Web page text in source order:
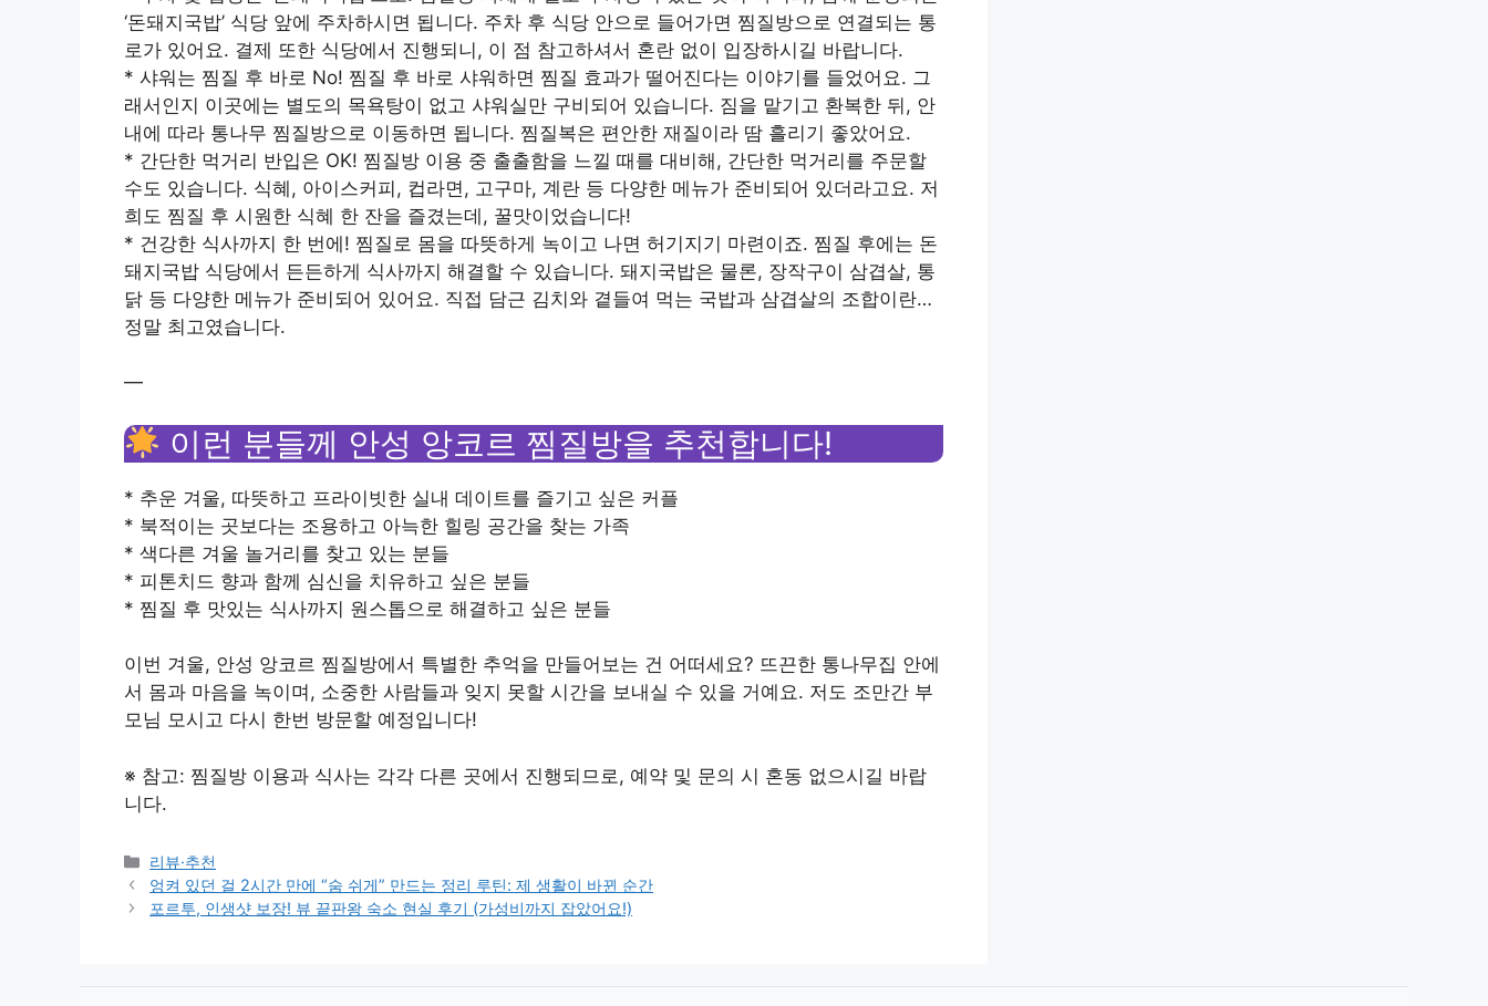
‘돈돼지국밥’ 식당 앞에 주차하시면 됩니다. 주차 후 식당 안으로 들어가면 찜질방으로 연결되는 통
로가 있어요. 결제 또한 식당에서 진행되니, 이 점 참고하셔서 혼란 없이 입장하시길 바랍니다.
* 샤워는 찜질 후 바로 No! 찜질 후 바로 샤워하면 찜질 효과가 떨어진다는 이야기를 들었어요. 그
래서인지 이곳에는 별도의 목욕탕이 없고 샤워실만 구비되어 있습니다. 짐을 맡기고 환복한 뒤, 안
내에 따라 통나무 찜질방으로 이동하면 됩니다. 찜질복은 편안한 재질이라 땀 흘리기 좋았어요.
* 간단한 먹거리 반입은 OK! 찜질방 이용 중 출출함을 느낄 때를 대비해, 간단한 먹거리를 주문할
수도 있습니다. 식혜, 아이스커피, 컵라면, 고구마, 계란 등 다양한 메뉴가 준비되어 있더라고요. 저
희도 찜질 후 시원한 식혜 한 잔을 즐겼는데, 꿀맛이었습니다!
* 건강한 식사까지 한 번에! 찜질로 몸을 따뜻하게 녹이고 나면 허기지기 마련이죠. 찜질 후에는 돈
돼지국밥 식당에서 든든하게 식사까지 해결할 수 있습니다. 돼지국밥은 물론, 장작구이 삼겹살, 통
닭 등 다양한 메뉴가 준비되어 있어요. 직접 담근 김치와 곁들여 먹는 국밥과 삼겹살의 조합이란…
정말 최고였습니다.
—
이런 분들께 안성 앙코르 찜질방을 추천합니다!
* 추운 겨울, 따뜻하고 프라이빗한 실내 데이트를 즐기고 싶은 커플
* 북적이는 곳보다는 조용하고 아늑한 힐링 공간을 찾는 가족
* 색다른 겨울 놀거리를 찾고 있는 분들
* 피톤치드 향과 함께 심신을 치유하고 싶은 분들
* 찜질 후 맛있는 식사까지 원스톱으로 해결하고 싶은 분들
이번 겨울, 안성 앙코르 찜질방에서 특별한 추억을 만들어보는 건 어떠세요? 뜨끈한 통나무집 안에
서 몸과 마음을 녹이며, 소중한 사람들과 잊지 못할 시간을 보내실 수 있을 거예요. 저도 조만간 부
모님 모시고 다시 한번 방문할 예정입니다!
※ 참고: 찜질방 이용과 식사는 각각 다른 곳에서 진행되므로, 예약 및 문의 시 혼동 없으시길 바랍
니다.
Categories
리뷰·추천
엉켜 있던 걸 2시간 만에 “숨 쉬게” 만드는 정리 루틴: 제 생활이 바뀐 순간
포르투, 인생샷 보장! 뷰 끝판왕 숙소 현실 후기 (가성비까지 잡았어요!)